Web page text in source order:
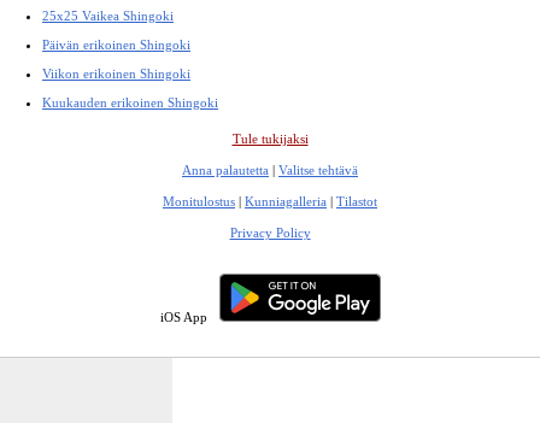
25x25 Vaikea Shingoki
Päivän erikoinen Shingoki
Viikon erikoinen Shingoki
Kuukauden erikoinen Shingoki
Tule tukijaksi
Anna palautetta | Valitse tehtävä
Monitulostus | Kunniagalleria | Tilastot
Privacy Policy
iOS App